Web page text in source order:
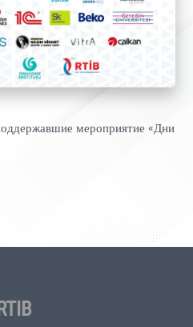
мероприятие «Дни